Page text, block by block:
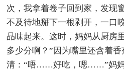
次，我拿着卷子回到家，发现
不及待地掰下一根剥开，一口
品味起来。这时，妈妈从厨房
多少分啊？”因为嘴里还含着
清：“唔……好吃，嗯……”妈妈